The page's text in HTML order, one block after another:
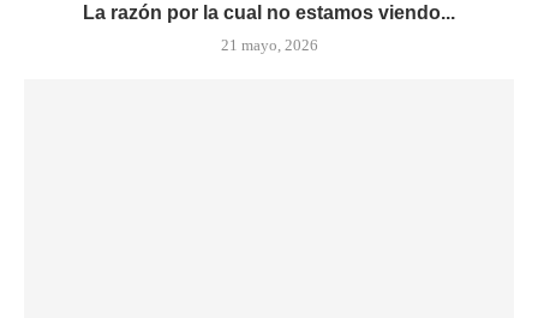
La razón por la cual no estamos viendo...
21 mayo, 2026